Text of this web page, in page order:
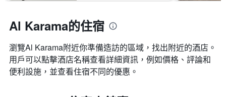
Al Karama的住宿
瀏覽Al Karama​附近你準備造訪的區域，找出附近的酒店。
用戶可以點擊酒店名稱查看詳細資訊，例如價格、評論和
便利設施，並查看住宿不同的優惠。